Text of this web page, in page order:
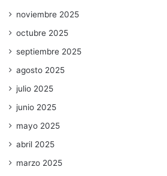
noviembre 2025
octubre 2025
septiembre 2025
agosto 2025
julio 2025
junio 2025
mayo 2025
abril 2025
marzo 2025